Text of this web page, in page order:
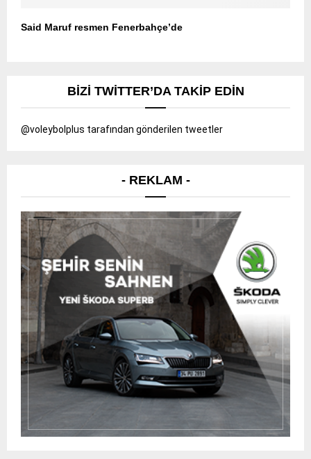
Said Maruf resmen Fenerbahçe’de
BIZI TWITTER’DA TAKIP EDIN
@voleybolplus tarafından gönderilen tweetler
- REKLAM -